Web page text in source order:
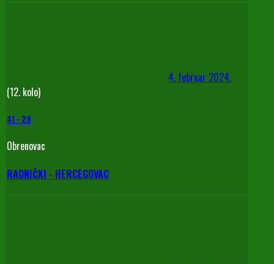
4. februar 2024.
(12. kolo)
41 - 29
Obrenovac
RADNIČKI - HERCEGOVAC